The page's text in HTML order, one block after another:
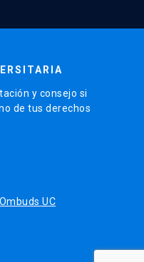
y consejo si
de tus derechos
UC